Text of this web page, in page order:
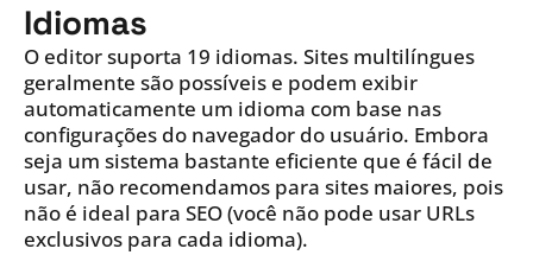
Idiomas
O editor suporta 19 idiomas. Sites multilíngues
geralmente são possíveis e podem exibir
automaticamente um idioma com base nas
configurações do navegador do usuário. Embora
seja um sistema bastante eficiente que é fácil de
usar, não recomendamos para sites maiores, pois
não é ideal para SEO (você não pode usar URLs
exclusivos para cada idioma).